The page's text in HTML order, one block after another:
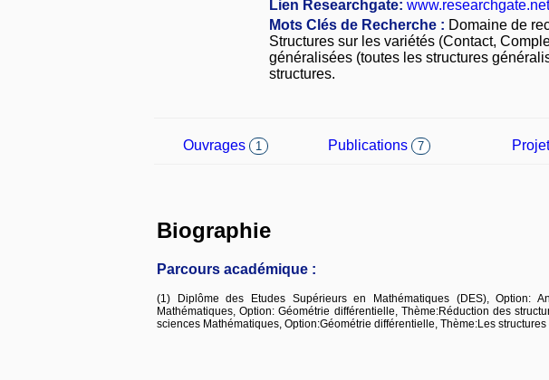
Lien Researchgate:
Mots Clés de Recherche : Domaine de
Structures sur les variétés (Contact,
généralisées (toutes les structures
structures.
Ouvrages 1 Publications 7
Biographie
Parcours académique :
(1) Diplôme des Etudes Supérieurs en Mathématiques (DES), Option:
Mathématiques, Option: Géométrie différentielle, Thème:Réduction des
sciences Mathématiques, Option:Géométrie différentielle, Thème:Les